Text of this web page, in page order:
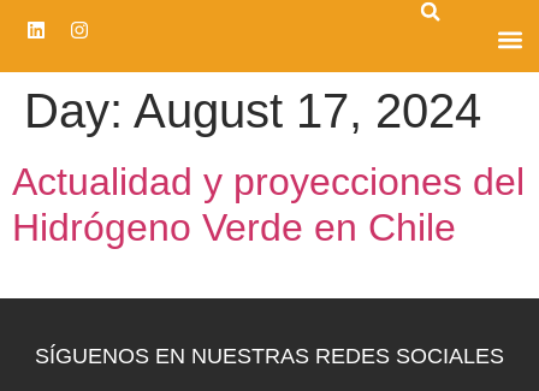
Day: August 17, 2024
Actualidad y proyecciones del
Hidrógeno Verde en Chile
SÍGUENOS EN NUESTRAS REDES SOCIALES